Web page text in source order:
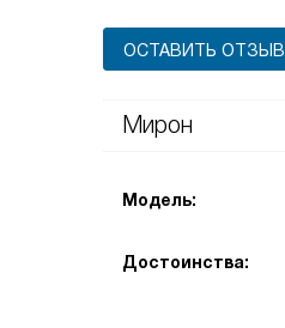
ОСТАВИТЬ ОТЗЫВ
Мирон
Модель:
Достоинства: